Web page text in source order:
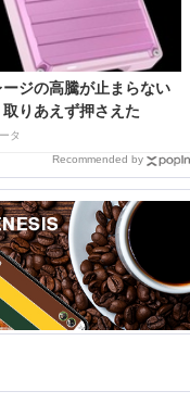
ージの高騰が止まらない
りあえず押さえた
タ
Recommended by